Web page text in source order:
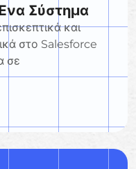
Σύστημα
και
στο Salesforce
σε